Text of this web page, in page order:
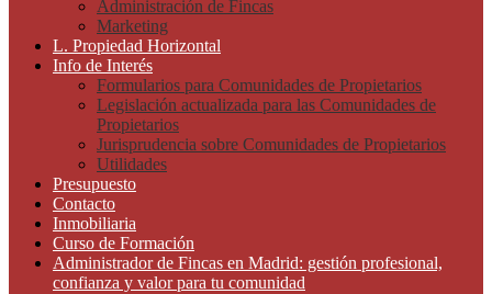
Administración de Fincas
Marketing
L. Propiedad Horizontal
Info de Interés
Formularios para Comunidades de Propietarios
Legislación actualizada para las Comunidades de
Propietarios
Jurisprudencia sobre Comunidades de Propietarios
Utilidades
Presupuesto
Contacto
Inmobiliaria
Curso de Formación
Administrador de Fincas en Madrid: gestión profesional,
confianza y valor para tu comunidad